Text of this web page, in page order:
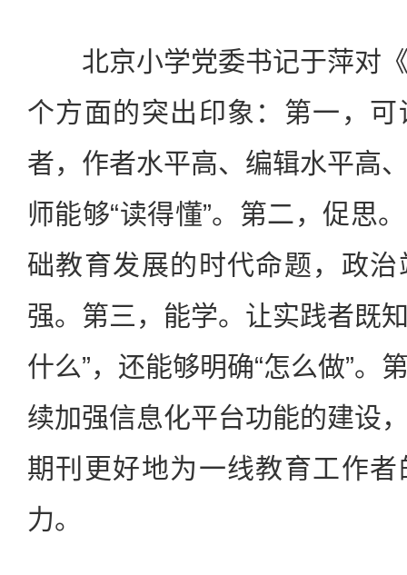
北京小学党委书记于萍对《
个方面的突出印象：第一，
者，作者水平高、编辑水平高
师能够“读得懂”。第二，促思
础教育发展的时代命题，政
强。第三，能学。让实践者既
什么”，还能够明确“怎么做”。
续加强信息化平台功能的建设
期刊更好地为一线教育工作
力。